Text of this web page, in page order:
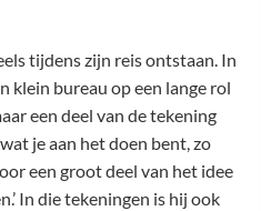
tijdens zijn reis ontstaan. In
klein bureau op een lange rol
een deel van de tekening
je aan het doen bent, zo
een groot deel van het idee
In die tekeningen is hij ook